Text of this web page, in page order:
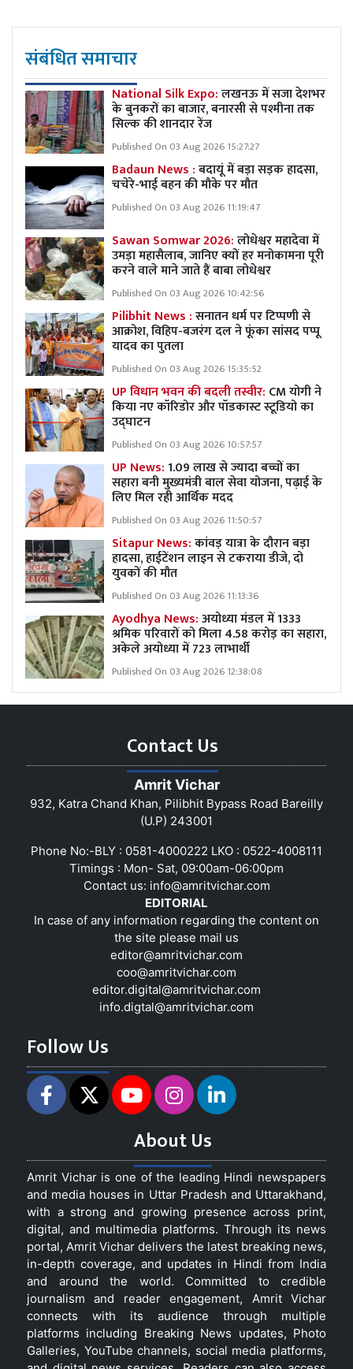
संबंधित समाचार
National Silk Expo:लखनऊ में सजा देशभर
के बुनकरों का बाजार, बनारसी से पश्मीना तक
सिल्क की शानदार रेंज
Published On 03 Aug 2026 15:27:27
Badaun News :बदायूं में बड़ा सड़क हादसा,
चचेरे-भाई बहन की मौके पर मौत
Published On 03 Aug 2026 11:19:47
Sawan Somwar 2026:लोधेश्वर महादेवा में
उमड़ा महासैलाब, जानिए क्यों हर मनोकामना पूरी
करने वाले माने जाते हैं बाबा लोधेश्वर
Published On 03 Aug 2026 10:42:56
Pilibhit News :सनातन धर्म पर टिप्पणी से
आक्रोश, विहिप-बजरंग दल ने फूंका सांसद पप्पू
यादव का पुतला
Published On 03 Aug 2026 15:35:52
UP विधान भवन की बदली तस्वीर: CM योगी ने
किया नए कॉरिडोर और पॉडकास्ट स्टूडियो का
उद्घाटन
Published On 03 Aug 2026 10:57:57
UP News:1.09 लाख से ज्यादा बच्चों का
सहारा बनी मुख्यमंत्री बाल सेवा योजना, पढ़ाई के
लिए मिल रही आर्थिक मदद
Published On 03 Aug 2026 11:50:57
Sitapur News:कांवड़ यात्रा के दौरान बड़ा
हादसा, हाईटेंशन लाइन से टकराया डीजे, दो
युवकों की मौत
Published On 03 Aug 2026 11:13:36
Ayodhya News:अयोध्या मंडल में 1333
श्रमिक परिवारों को मिला 4.58 करोड़ का सहारा,
अकेले अयोध्या में 723 लाभार्थी
Published On 03 Aug 2026 12:38:08
Contact Us
Amrit Vichar
932, Katra Chand Khan, Pilibhit Bypass Road Bareilly
(U.P) 243001
Phone No:-BLY : 0581-4000222 LKO : 0522-4008111
Timings : Mon- Sat, 09:00am-06:00pm
Contact us: info@amritvichar.com
EDITORIAL
In case of any information regarding the content on
the site please mail us
editor@amritvichar.com
coo@amritvichar.com
editor.digital@amritvichar.com
info.digtal@amritvichar.com
Follow Us
About Us
Amrit Vichar is one of the leading Hindi newspapers
and media houses in Uttar Pradesh and Uttarakhand,
with a strong and growing presence across print,
digital, and multimedia platforms. Through its news
portal, Amrit Vichar delivers the latest breaking news,
in-depth coverage, and updates in Hindi from India
and around the world. Committed to credible
journalism and reader engagement, Amrit Vichar
connects with its audience through multiple
platforms including Breaking News updates, Photo
Galleries, YouTube channels, social media platforms,